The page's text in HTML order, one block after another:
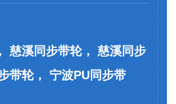
慈溪同步带轮， 慈溪同步
带轮， 宁波PU同步带